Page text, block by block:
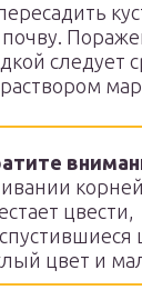
следует
цвести,
цвет и